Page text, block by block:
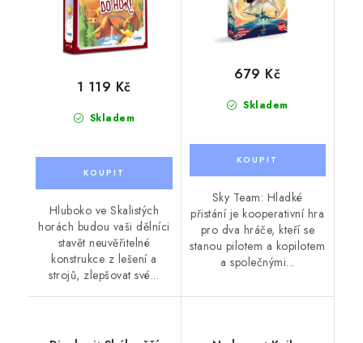
Skladem
1 119 Kč
Hluboko ve Skalistých
horách budou vaši dělníci
stavět neuvěřitelné
konstrukce z lešení a
strojů, zlepšovat své...
Skladem
679 Kč
Sky Team: Hladké
přistání je kooperativní hra
pro dva hráče, kteří se
stanou pilotem a kopilotem
a společnými...